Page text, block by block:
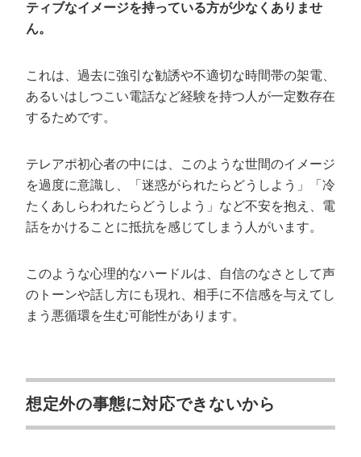
ティブなイメージを持っている方が少なくありませ
ん。
これは、過去に強引な勧誘や不適切な時間帯の架電、
あるいはしつこい電話など経験を持つ人が一定数存在
するためです。
テレアポ初心者の中には、このような世間のイメージ
を過度に意識し、「迷惑がられたらどうしよう」「冷
たくあしらわれたらどうしよう」など不安を抱え、電
話をかけることに抵抗を感じてしまう人がいます。
このような心理的なハードルは、自信のなさとして声
のトーンや話し方にも現れ、相手に不信感を与えてし
まう悪循環を生む可能性があります。
想定外の事態に対応できないから